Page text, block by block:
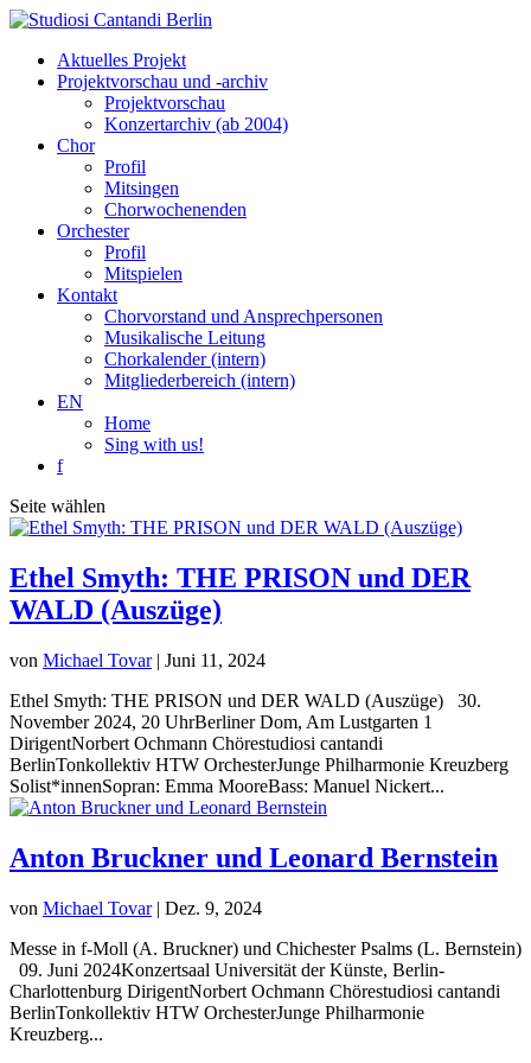
Aktuelles Projekt
Projektvorschau und -archiv
Projektvorschau
Konzertarchiv (ab 2004)
Chor
Profil
Mitsingen
Chorwochenenden
Orchester
Profil
Mitspielen
Kontakt
Chorvorstand und Ansprechpersonen
Musikalische Leitung
Chorkalender (intern)
Mitgliederbereich (intern)
EN
Home
Sing with us!
f
Seite wählen
Ethel Smyth: THE PRISON und DER
WALD (Auszüge)
von Michael Tovar| Juni 11, 2024
Ethel Smyth: THE PRISON und DER WALD (Auszüge) 30.
November 2024, 20 UhrBerliner Dom, Am Lustgarten 1
DirigentNorbert Ochmann Chörestudiosi cantandi
BerlinTonkollektiv HTW OrchesterJunge Philharmonie Kreuzberg
Solist*innenSopran: Emma MooreBass: Manuel Nickert...
Anton Bruckner und Leonard Bernstein
von Michael Tovar| Dez. 9, 2024
Messe in f-Moll (A. Bruckner) und Chichester Psalms (L. Bernstein)
09. Juni 2024Konzertsaal Universität der Künste, Berlin-
Charlottenburg DirigentNorbert Ochmann Chörestudiosi cantandi
BerlinTonkollektiv HTW OrchesterJunge Philharmonie
Kreuzberg...